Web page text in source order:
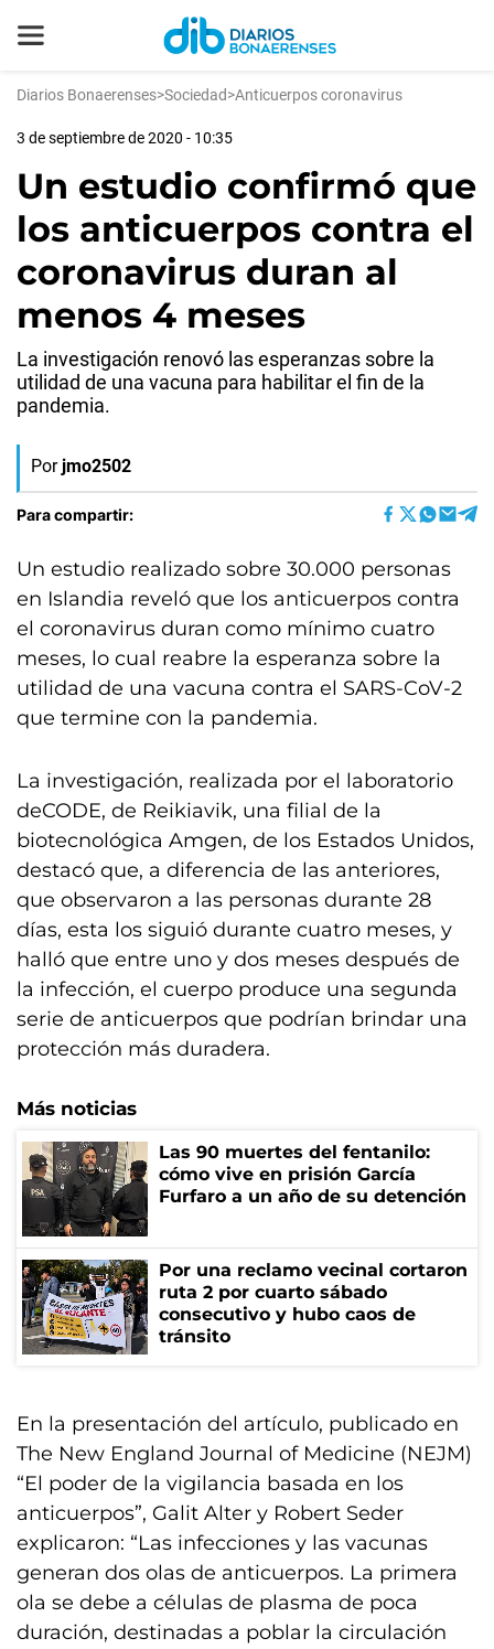
Diarios Bonaerenses>Sociedad>Anticuerpos coronavirus
3 de septiembre de 2020 - 10:35
Un estudio confirmó que
los anticuerpos contra el
coronavirus duran al
menos 4 meses
La investigación renovó las esperanzas sobre la
utilidad de una vacuna para habilitar el fin de la
pandemia.
Por jmo2502
Para compartir:
Un estudio realizado sobre 30.000 personas
en Islandia reveló que los anticuerpos contra
el coronavirus duran como mínimo cuatro
meses, lo cual reabre la esperanza sobre la
utilidad de una vacuna contra el SARS-CoV-2
que termine con la pandemia.
La investigación, realizada por el laboratorio
deCODE, de Reikiavik, una filial de la
biotecnológica Amgen, de los Estados Unidos,
destacó que, a diferencia de las anteriores,
que observaron a las personas durante 28
días, esta los siguió durante cuatro meses, y
halló que entre uno y dos meses después de
la infección, el cuerpo produce una segunda
serie de anticuerpos que podrían brindar una
protección más duradera.
Más noticias
Las 90 muertes del fentanilo:
cómo vive en prisión García
Furfaro a un año de su detención
Por una reclamo vecinal cortaron
ruta 2 por cuarto sábado
consecutivo y hubo caos de
tránsito
En la presentación del artículo, publicado en
The New England Journal of Medicine (NEJM)
“El poder de la vigilancia basada en los
anticuerpos”, Galit Alter y Robert Seder
explicaron: “Las infecciones y las vacunas
generan dos olas de anticuerpos. La primera
ola se debe a células de plasma de poca
duración, destinadas a poblar la circulación